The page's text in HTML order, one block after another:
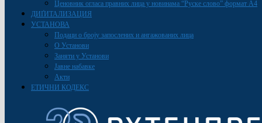
Ценовник огласа правних лица у новинама “Руске слово” формат A4
ДИҐИТАЛИЗАЦИЯ
УСТАНОВА
Подаци о броју запослених и ангажованих лица
О Установи
Заняти у Установи
Јавне набавке
Акти
ЕТИЧНИ КОДЕКС